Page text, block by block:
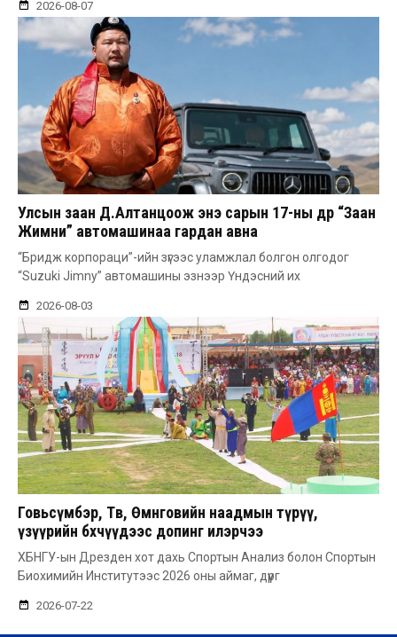
2026-08-07
Улсын заан Д.Алтанцоож энэ сарын 17-ны өдөр “Заан
Жимни” автомашинаа гардан авна
“Бридж корпораци”-ийн зүгээс уламжлал болгон олгодог
“Suzuki Jimny” автомашины эзнээр Үндэсний их
2026-08-03
Говьсүмбэр, Төв, Өмнөговийн наадмын түрүү,
үзүүрийн бөхчүүдээс допинг илэрчээ
ХБНГУ-ын Дрезден хот дахь Спортын Анализ болон Спортын
Биохимийн Институтээс 2026 оны аймаг, дүүрг
2026-07-22